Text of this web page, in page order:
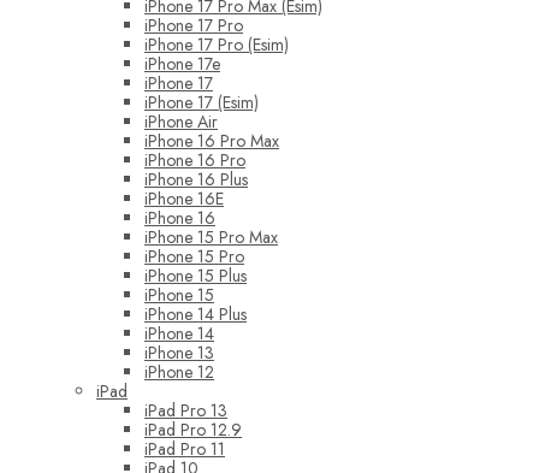
iPhone 17 Pro Max (Esim)
iPhone 17 Pro
iPhone 17 Pro (Esim)
iPhone 17e
iPhone 17
iPhone 17 (Esim)
iPhone Air
iPhone 16 Pro Max
iPhone 16 Pro
iPhone 16 Plus
iPhone 16E
iPhone 16
iPhone 15 Pro Max
iPhone 15 Pro
iPhone 15 Plus
iPhone 15
iPhone 14 Plus
iPhone 14
iPhone 13
iPhone 12
iPad
iPad Pro 13
iPad Pro 12.9
iPad Pro 11